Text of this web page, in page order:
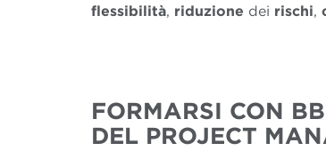
flessibilità, riduzione dei rischi,
FORMARSI CON
DEL PROJECT